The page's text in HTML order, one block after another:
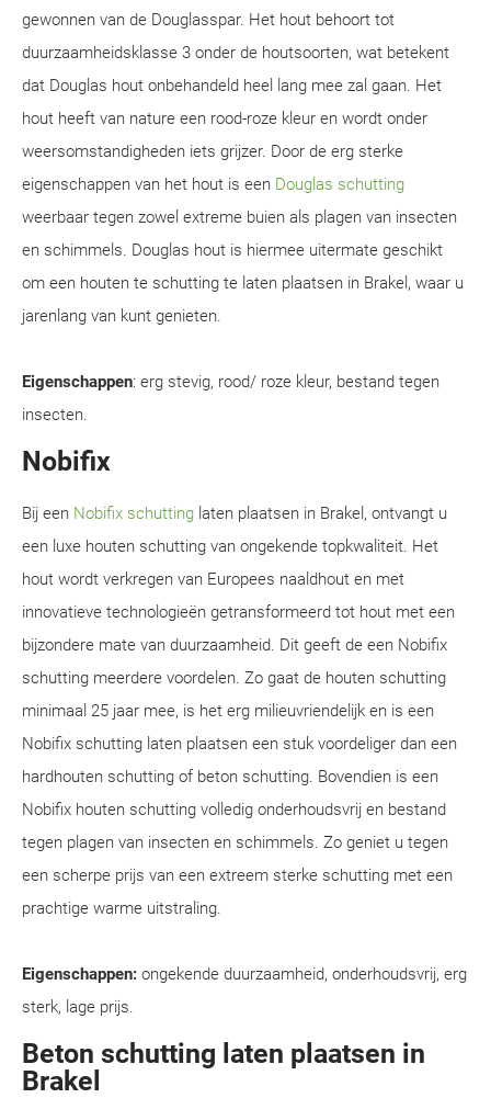
gewonnen van de Douglasspar. Het hout behoort tot
duurzaamheidsklasse 3 onder de houtsoorten, wat betekent
dat Douglas hout onbehandeld heel lang mee zal gaan. Het
hout heeft van nature een rood-roze kleur en wordt onder
weersomstandigheden iets grijzer. Door de erg sterke
eigenschappen van het hout is een Douglas schutting
weerbaar tegen zowel extreme buien als plagen van insecten
en schimmels. Douglas hout is hiermee uitermate geschikt
om een houten te schutting te laten plaatsen in Brakel, waar u
jarenlang van kunt genieten.
Eigenschappen: erg stevig, rood/ roze kleur, bestand tegen
insecten.
Nobifix
Bij een Nobifix schutting laten plaatsen in Brakel, ontvangt u
een luxe houten schutting van ongekende topkwaliteit. Het
hout wordt verkregen van Europees naaldhout en met
innovatieve technologieën getransformeerd tot hout met een
bijzondere mate van duurzaamheid. Dit geeft de een Nobifix
schutting meerdere voordelen. Zo gaat de houten schutting
minimaal 25 jaar mee, is het erg milieuvriendelijk en is een
Nobifix schutting laten plaatsen een stuk voordeliger dan een
hardhouten schutting of beton schutting. Bovendien is een
Nobifix houten schutting volledig onderhoudsvrij en bestand
tegen plagen van insecten en schimmels. Zo geniet u tegen
een scherpe prijs van een extreem sterke schutting met een
prachtige warme uitstraling.
Eigenschappen: ongekende duurzaamheid, onderhoudsvrij, erg
sterk, lage prijs.
Beton schutting laten plaatsen in
Brakel